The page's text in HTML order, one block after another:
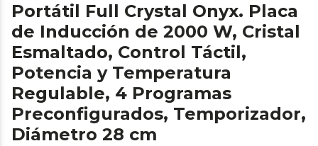
Portátil Full Crystal Onyx. Placa
de Inducción de 2000 W, Cristal
Esmaltado, Control Táctil,
Potencia y Temperatura
Regulable, 4 Programas
Preconfigurados, Temporizador,
Diámetro 28 cm